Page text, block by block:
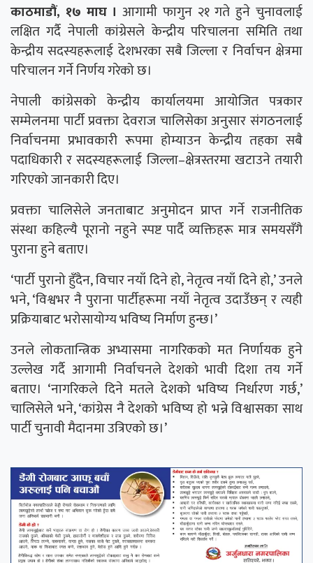
काठमाडौं, १७ माघ । आगामी फागुन २१ गते हुने चुनावलाई
लक्षित गर्दै नेपाली कांग्रेसले केन्द्रीय परिचालना समिति तथा
केन्द्रीय सदस्यहरूलाई देशभरका सबै जिल्ला र निर्वाचन क्षेत्रमा
परिचालन गर्ने निर्णय गरेको छ।
नेपाली कांग्रेसको केन्द्रीय कार्यालयमा आयोजित पत्रकार
सम्मेलनमा पार्टी प्रवक्ता देवराज चालिसेका अनुसार संगठनलाई
निर्वाचनमा प्रभावकारी रूपमा होम्याउन केन्द्रीय तहका सबै
पदाधिकारी र सदस्यहरूलाई जिल्ला–क्षेत्रस्तरमा खटाउने तयारी
गरिएको जानकारी दिए।
प्रवक्ता चालिसेले जनताबाट अनुमोदन प्राप्त गर्ने राजनीतिक
संस्था कहिल्यै पूरानो नहुने स्पष्ट पार्दै व्यक्तिहरू मात्र समयसँगै
पुराना हुने बताए।
‘पार्टी पुरानो हुँदैन, विचार नयाँ दिने हो, नेतृत्व नयाँ दिने हो,’ उनले
भने, ‘विश्वभर नै पुराना पार्टीहरूमा नयाँ नेतृत्व उदाउँछन् र त्यही
प्रक्रियाबाट भरोसायोग्य भविष्य निर्माण हुन्छ।’
उनले लोकतान्त्रिक अभ्यासमा नागरिकको मत निर्णायक हुने
उल्लेख गर्दै आगामी निर्वाचनले देशको भावी दिशा तय गर्ने
बताए। ‘नागरिकले दिने मतले देशको भविष्य निर्धारण गर्छ,’
चालिसेले भने, ‘कांग्रेस नै देशको भविष्य हो भन्ने विश्वासका साथ
पार्टी चुनावी मैदानमा उत्रिएको छ।’